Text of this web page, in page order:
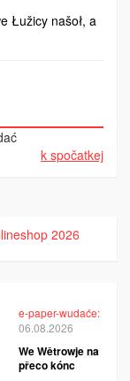
Łužicy našoł, a
k spočatkej
e-paper-wudaće:
06.08.2026
We Wětrowje na
přeco kónc